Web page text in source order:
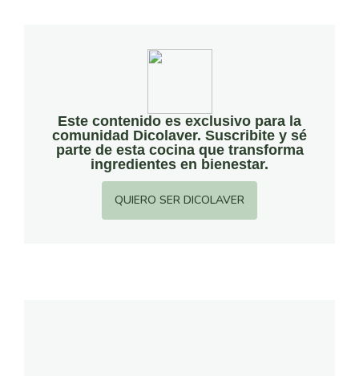
Este contenido es exclusivo para la
comunidad Dicolaver. Suscribite y sé
parte de esta cocina que transforma
ingredientes en bienestar.
QUIERO SER DICOLAVER